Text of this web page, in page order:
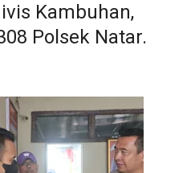
Kambuhan,
Polsek Natar.